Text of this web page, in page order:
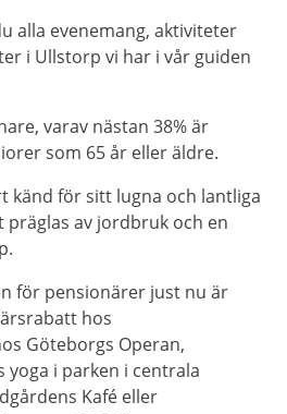
alla evenemang, aktiviteter
i Ullstorp vi har i vår guiden
varav nästan 38% är
som 65 år eller äldre.
känd för sitt lugna och lantliga
präglas av jordbruk och en
för pensionärer just nu är
hos
Göteborgs Operan,
yoga i parken i centrala
Kafé eller